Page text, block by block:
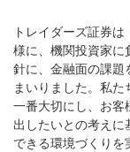
トレイダーズ証券
様に、機関投資家
針に、金融面の課題
まいりました。私
一番大切にし、お客
出したいとの考え
できる環境づくりを